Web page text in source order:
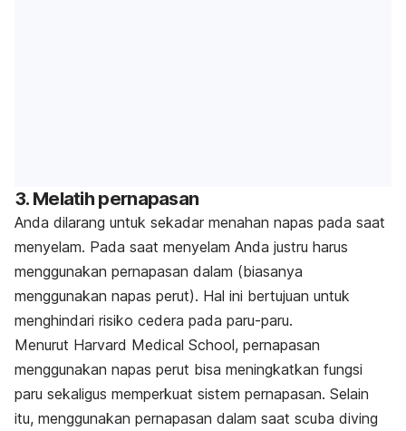
3. Melatih pernapasan
Anda dilarang untuk sekadar menahan napas pada saat
menyelam. Pada saat menyelam Anda justru harus
menggunakan pernapasan dalam (biasanya
menggunakan napas perut). Hal ini bertujuan untuk
menghindari risiko cedera pada paru-paru.
Menurut Harvard Medical School, pernapasan
menggunakan napas perut bisa meningkatkan fungsi
paru sekaligus memperkuat sistem pernapasan. Selain
itu, menggunakan pernapasan dalam saat scuba diving